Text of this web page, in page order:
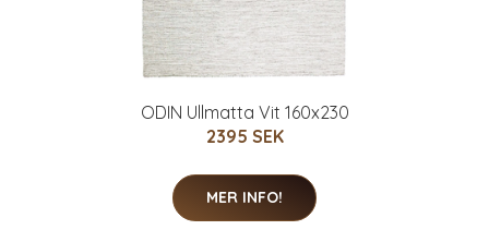
ODIN Ullmatta Vit 160x230
2395 SEK
MER INFO!